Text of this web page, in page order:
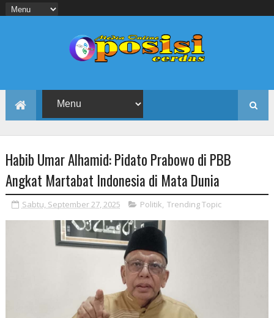
Habib Umar Alhamid: Pidato Prabowo di PBB
Angkat Martabat Indonesia di Mata Dunia
Sabtu, September 27, 2025 Politik, Trending Topic